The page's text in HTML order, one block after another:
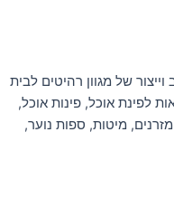
וייצור של מגוון רהיטים לבית
לפינת אוכל, פינות אוכל,
מיטות, ספות נוער,